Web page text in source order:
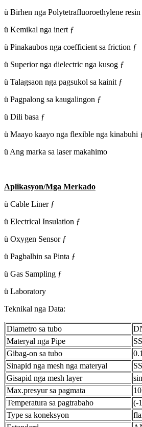
ü Birhen nga Polytetrafluoroethylene resin
ü Kemikal nga inert ƒ
ü Pinakaubos nga coefficient sa friction ƒ
ü Superior nga dielectric nga kusog ƒ
ü Talagsaon nga pagsukol sa kainit ƒ
ü Pagpalong sa kaugalingon ƒ
ü Dili basa ƒ
ü Maayo kaayo nga flexible nga kinabuhi
ü Ang marka sa laser makahimo
Aplikasyon/Mga Merkado
ü Cable Liner ƒ
ü Electrical Insulation ƒ
ü Oxygen Sensor ƒ
ü Pagbalhin sa Pinta ƒ
ü Gas Sampling ƒ
ü Laboratory
Teknikal nga Data:
Diametro sa tubo
Materyal nga Pipe
Gibag-on sa tubo
Sinapid nga mesh nga materyal
Gisapid nga mesh layer
Max.presyur sa pagmata
Temperatura sa pagtrabaho
(-
Type sa koneksyon